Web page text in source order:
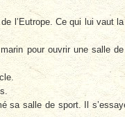
l’Eutrope. Ce qui lui vaut
pour ouvrir une salle
sa salle de sport. Il